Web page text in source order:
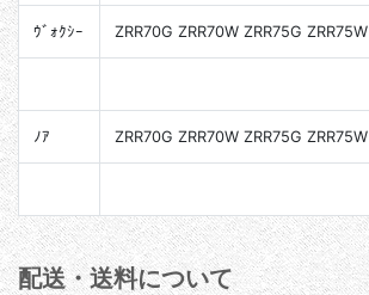
ｳﾞｫｸｼｰ ZRR70G ZRR70W ZRR75G ZRR75W
ﾉｱ ZRR70G ZRR70W ZRR75G ZRR75W
配送・送料について